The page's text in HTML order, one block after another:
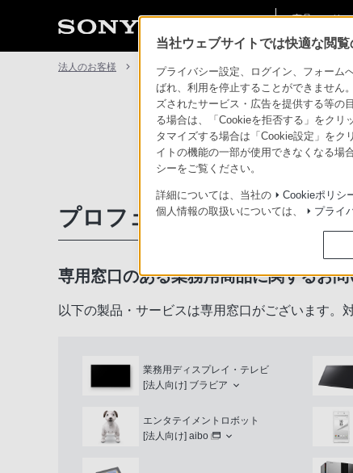
商品・ソリ
ン情報
法人のお客様 サポート・お問い合わせ
プロフェッショナル／業務
専用窓口のある業務用商品に関するお
以下の製品・サービスは専用窓口がございます。
業務用ディスプレイ・テレビ
[法人向け] ブラビア
エンタテイメントロボット
[法人向け] aibo
当社ウェブサイトでは快適な閲
プライバシー設定、ログイン、フォーム
ばれ、利用を停止することができません
ズされたサービス・広告を提供する等の
る場合は、「Cookieを拒否する」をクリ
タマイズする場合は「Cookie設定」を
イトの機能の一部が使用できなくなる場
シーをご覧ください。
詳細については、当社の Cookieポリシ
個人情報の取扱いについては、
プライ